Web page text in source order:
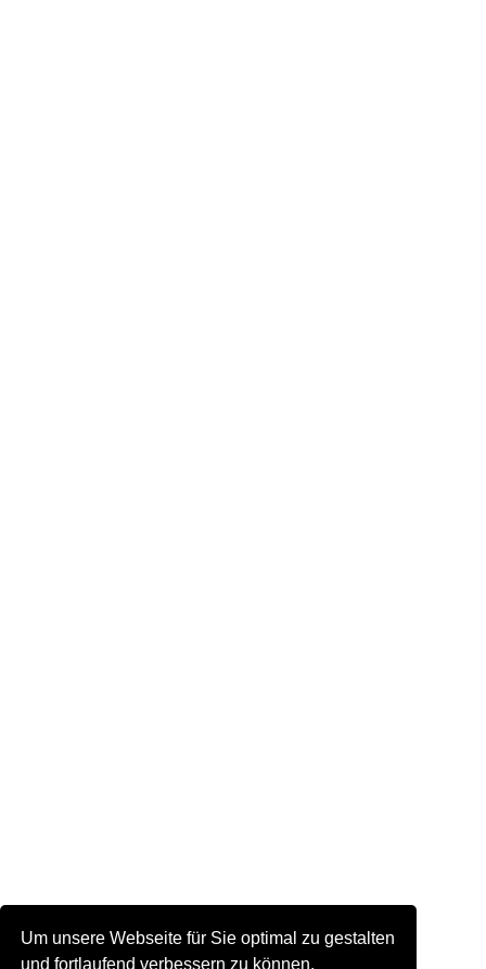
Um unsere Webseite für Sie optimal zu gestalten
und fortlaufend verbessern zu können,